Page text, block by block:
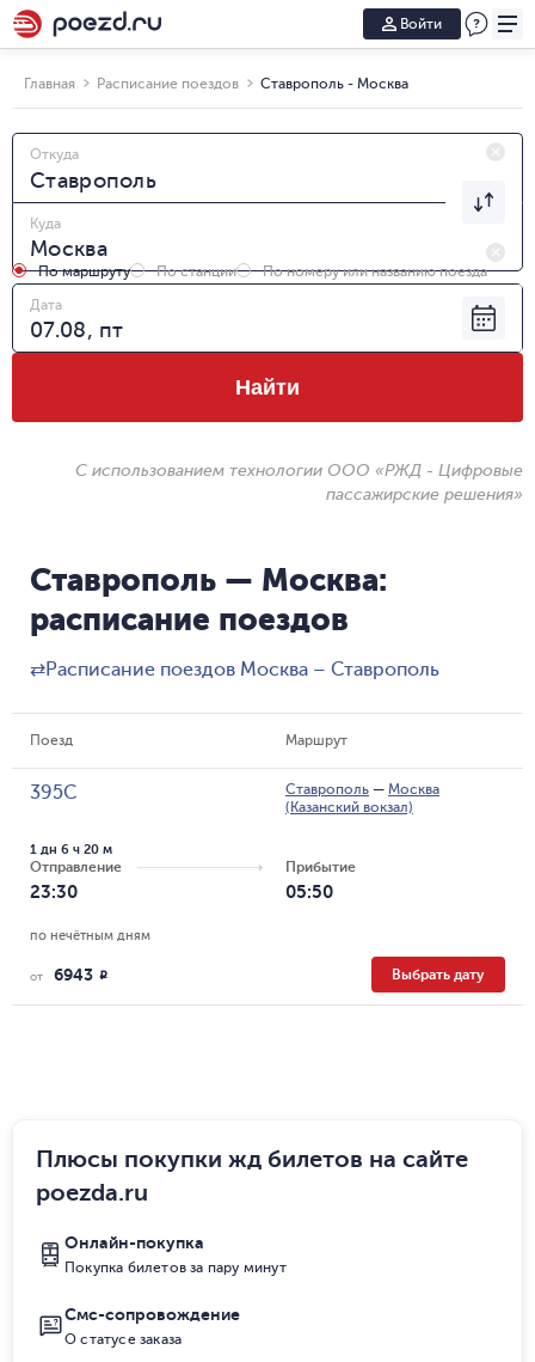
Войти
Главная Расписание поездов Ставрополь - Москва
Откуда
Куда
По маршруту По станции
По номеру или названию поезда
Дата
Найти
С использованием технологии ООО «РЖД - Цифровые
пассажирские решения»
Ставрополь — Москва:
расписание поездов
⇄Расписание поездов Москва – Ставрополь
Поезд Маршрут
395С Ставрополь — Москва
(Казанский вокзал)
Отправление
23:30
1 дн 6 ч 20 м
Прибытие
05:50
по нечётным дням
от 6943 R Выбрать дату
Плюсы покупки жд билетов на сайте
poezda.ru
Онлайн-покупка
Покупка билетов за пару минут
Смс-сопровождение
О статусе заказа